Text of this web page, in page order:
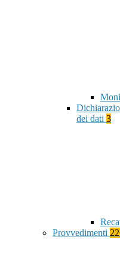
dei dati 3
Provvedimenti